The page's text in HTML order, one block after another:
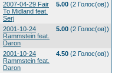
2007-04-29 Fair
To Midland feat.
Serj
5.00 (2 Голос(ов))
2001-10-24
Rammstein feat.
Daron
5.00 (2 Голос(ов))
2001-10-24
Rammstein feat.
Daron
4.50 (2 Голос(ов))